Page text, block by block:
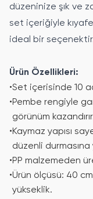
düzeninize şık ve
set içeriğiyle
ideal bir
Ürün Özellikleri:
•Set içerisinde 10
•Pembe rengiyle
görünüm
•Kaymaz yapısı
düzenli durmasına
•PP malzemeden
•Ürün ölçüsü: 40
yükseklik.